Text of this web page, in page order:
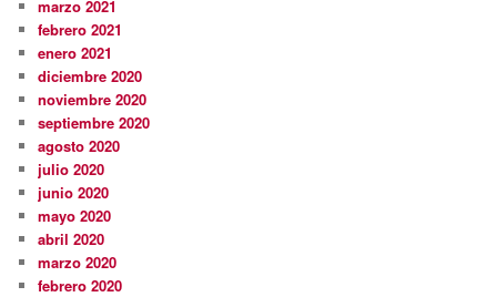
marzo 2021
febrero 2021
enero 2021
diciembre 2020
noviembre 2020
septiembre 2020
agosto 2020
julio 2020
junio 2020
mayo 2020
abril 2020
marzo 2020
febrero 2020